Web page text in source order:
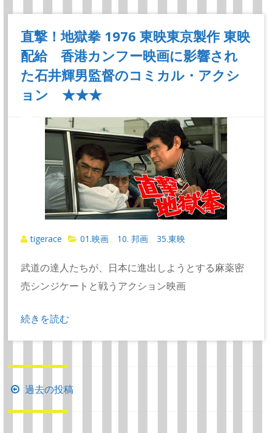
直撃！地獄拳 1976 東映東京製作 東映
配給 香港カンフー映画に影響され
た石井輝男監督のコミカル・アクシ
ョン ★★★
tigerace 01.映画 10. 邦画 、35.東映
武道の達人たちが、日本に進出しようとする麻薬密
売シンジケートと戦うアクション映画
続きを読む
投
稿
過去の投稿